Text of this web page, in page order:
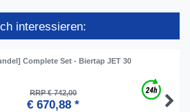
interessieren:
Complete Set - Biertap JET 30
RRP € 742,00
€ 670,88 *